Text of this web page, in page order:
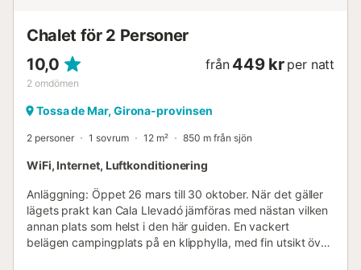
Chalet för 2 Personer
10,0
2 omdömen
från 449 kr per natt
Tossa de Mar, Girona-provinsen
2 personer 1 sovrum 12 m² 850 m från sjön
WiFi, Internet, Luftkonditionering
Anläggning: Öppet 26 mars till 30 oktober. När det gäller
lägets prakt kan Cala Llevadó jämföras med nästan vilken
annan plats som helst i den här guiden. En vackert
belägen campingplats på en klipphylla, med fin utsikt över